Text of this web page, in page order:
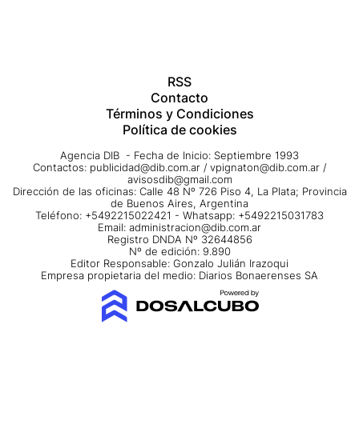
RSS
Contacto
Términos y Condiciones
Política de cookies
Agencia DIB - Fecha de Inicio: Septiembre 1993
Contactos: publicidad@dib.com.ar / vpignaton@dib.com.ar /
avisosdib@gmail.com
Dirección de las oficinas: Calle 48 Nº 726 Piso 4, La Plata; Provincia
de Buenos Aires, Argentina
Teléfono: +5492215022421 - Whatsapp: +5492215031783
Email: administracion@dib.com.ar
Registro DNDA Nº 32644856
Nº de edición: 9.890
Editor Responsable: Gonzalo Julián Irazoqui
Empresa propietaria del medio: Diarios Bonaerenses SA